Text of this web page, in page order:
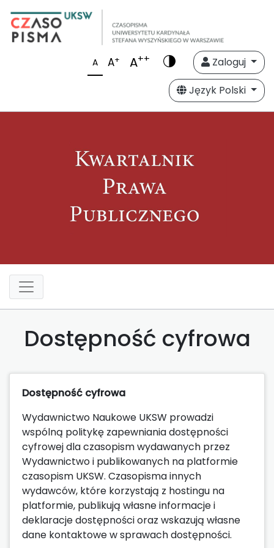
A A+ A++
Zaloguj
Język Polski
Dostępność cyfrowa
Dostępność cyfrowa
Wydawnictwo Naukowe UKSW prowadzi
wspólną politykę zapewniania dostępności
cyfrowej dla czasopism wydawanych przez
Wydawnictwo i publikowanych na platformie
czasopism UKSW. Czasopisma innych
wydawców, które korzystają z hostingu na
platformie, publikują własne informacje i
deklaracje dostępności oraz wskazują własne
dane kontaktowe w sprawach dostępności.